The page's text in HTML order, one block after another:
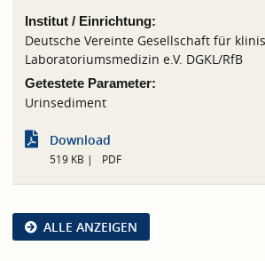
Institut / Einrichtung:
Deutsche Vereinte Gesellschaft für
Laboratoriumsmedizin e.V. DGKL/RfB
Getestete Parameter:
Urinsediment
Download
519 KB PDF
ALLE ANZEIGEN